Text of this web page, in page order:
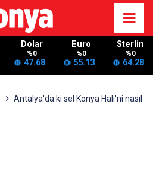
Dolar
%0
47.68
Euro
%0
55.13
Sterlin
%0
64.28
Antalya'da ki sel Konya Hali'ni nasıl